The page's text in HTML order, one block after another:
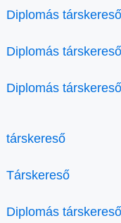
Diplomás
Diplomás
Diplomás
társkereső
Társkereső
Diplomás társkereső